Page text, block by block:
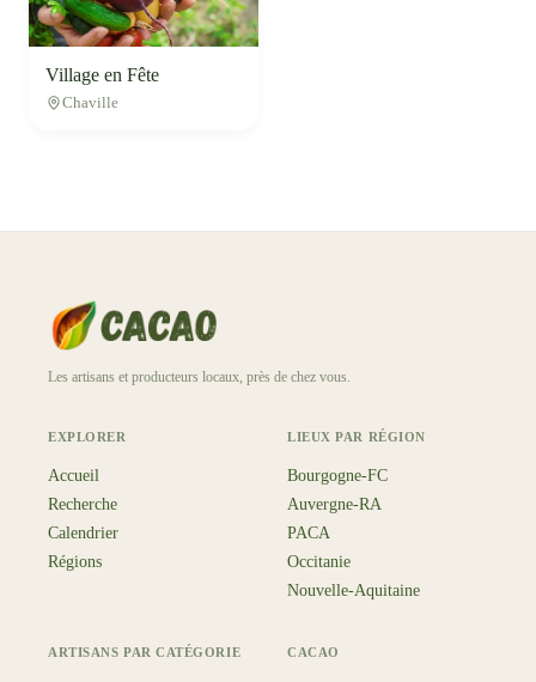
Village en Fête
Chaville
Les artisans et producteurs locaux, près de chez vous.
EXPLORER
Accueil
Recherche
Calendrier
Régions
LIEUX PAR RÉGION
Bourgogne-FC
Auvergne-RA
PACA
Occitanie
Nouvelle-Aquitaine
ARTISANS PAR CATÉGORIE CACAO